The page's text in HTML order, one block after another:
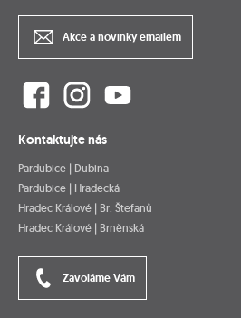
Akce a novinky emailem
Kontaktujte nás
Pardubice | Dubina
Pardubice | Hradecká
Hradec Králové | Br. Štefanů
Hradec Králové | Brněnská
Zavoláme Vám